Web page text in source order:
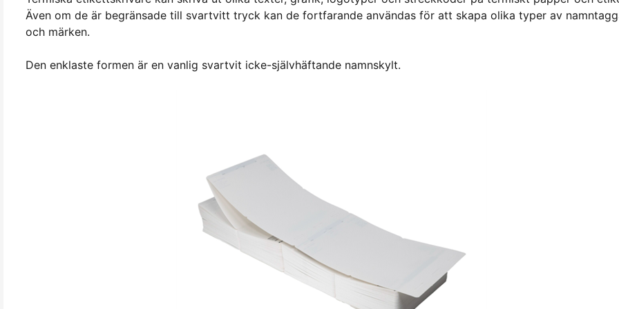
Även om de är begränsade till svartvitt tryck kan de fortfarande användas för att skapa olika typer av
och märken.
Den enklaste formen är en vanlig svartvit icke-självhäftande namnskylt.